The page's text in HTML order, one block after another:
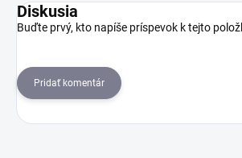
Diskusia
Buďte prvý, kto napíše príspevok k tejto
Pridať komentár